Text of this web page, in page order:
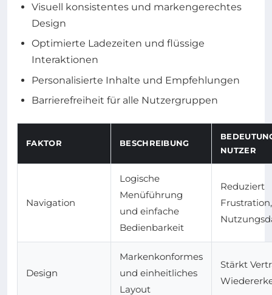
Visuell konsistentes und markengerechtes
Design
Optimierte Ladezeiten und flüssige
Interaktionen
Personalisierte Inhalte und Empfehlungen
Barrierefreiheit für alle Nutzergruppen
FAKTOR BESCHREIBUNG
NUTZER
Navigation
Logische
Menüführung
und einfache
Bedienbarkeit
Reduziert
Design
Markenkonformes
und einheitliches
Layout
Stärkt